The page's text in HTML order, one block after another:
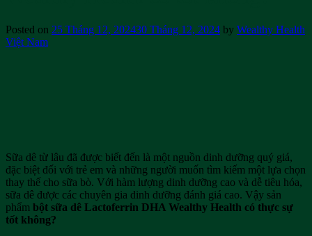
Posted on 25 Tháng 12, 202430 Tháng 12, 2024 by Wealthy Health
Việt Nam
Sữa dê từ lâu đã được biết đến là một nguồn dinh dưỡng quý giá,
đặc biệt đối với trẻ em và những người muốn tìm kiếm một lựa chọn
thay thế cho sữa bò. Với hàm lượng dinh dưỡng cao và dễ tiêu hóa,
sữa dê được các chuyên gia dinh dưỡng đánh giá cao. Vậy sản
phẩm bột sữa dê Lactoferrin DHA Wealthy Health có thực sự
tốt không?